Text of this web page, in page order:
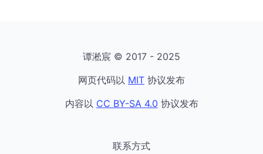
谭淞宸 © 2017 - 2025
网页代码以 MIT 协议发布
内容以 CC BY-SA 4.0 协议发布
联系方式